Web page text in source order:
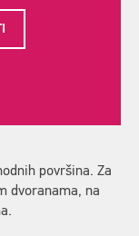
površina. Za
dvoranama, na